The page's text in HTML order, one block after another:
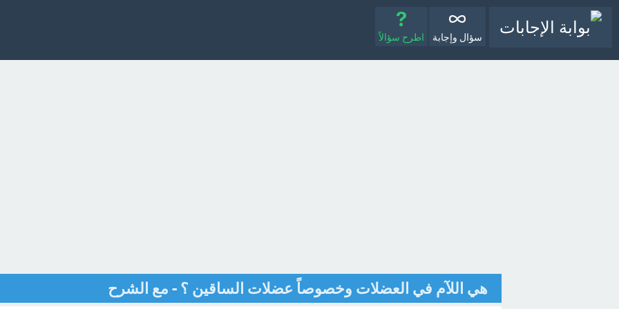
سؤال وإجابة اطرح سؤالاً
هي اللآم في العضلات وخصوصاً عضلات الساقين ؟ - مع الشرح